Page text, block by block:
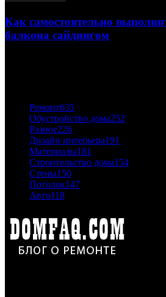
Как самостоятельно
балкона сайдингом
Ремонт635
Обустройство дома252
Разное226
Дизайн интерьера191
Материалы181
Строительство дома154
Стены150
Потолок147
Авто118